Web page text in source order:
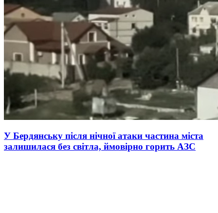
У Бердянську після нічної атаки частина міста
залишилася без світла, ймовірно горить АЗС